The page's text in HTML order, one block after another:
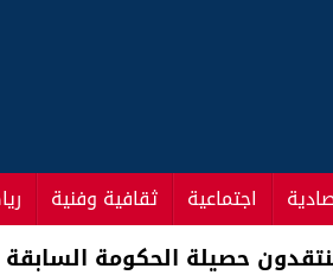
اجتماعية ثقافية وفنية